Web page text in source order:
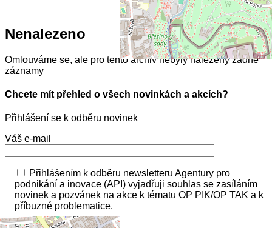
Nenalezeno
Omlouváme se, ale pro tento archiv nebyly nalezeny žádné
záznamy
Chcete mít přehled o všech novinkách a akcích?
Přihlášení se k odběru novinek
Váš e-mail
Přihlášením k odběru newsletteru Agentury pro
podnikání a inovace (API) vyjadřuji souhlas se zasíláním
novinek a pozvánek na akce k tématu OP PIK/OP TAK a k
příbuzné problematice.